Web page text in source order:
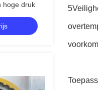
hoge druk